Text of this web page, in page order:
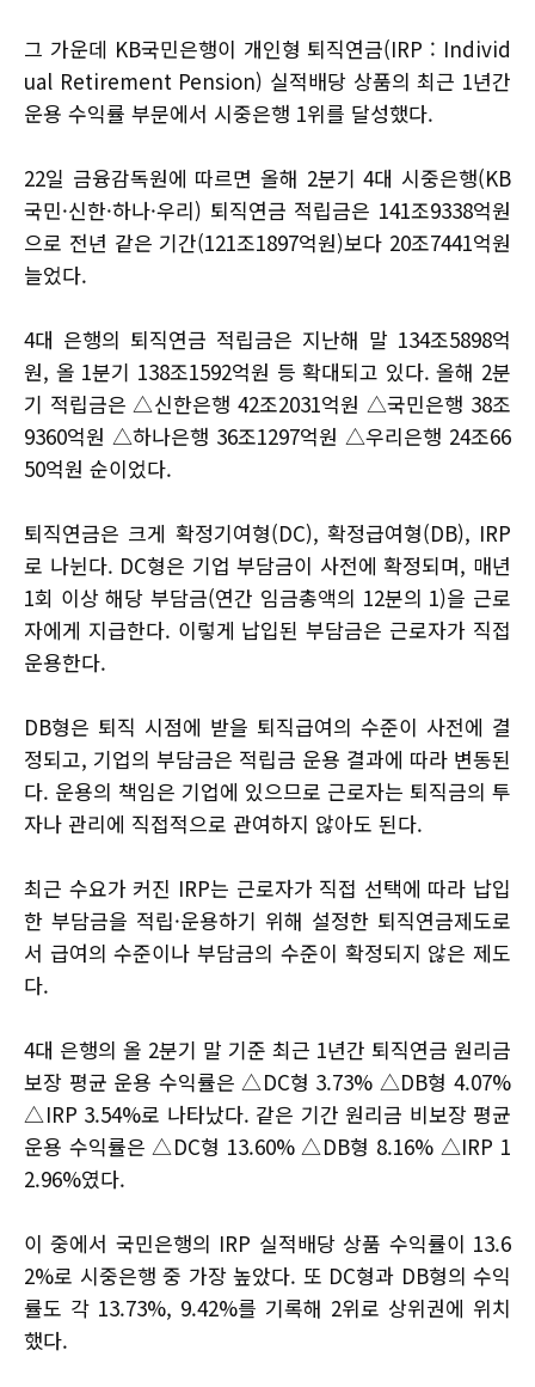
그 가운데 KB국민은행이 개인형 퇴직연금(IRP : Individ
ual Retirement Pension) 실적배당 상품의 최근 1년간
운용 수익률 부문에서 시중은행 1위를 달성했다.
22일 금융감독원에 따르면 올해 2분기 4대 시중은행(KB
국민·신한·하나·우리) 퇴직연금 적립금은 141조9338억원
으로 전년 같은 기간(121조1897억원)보다 20조7441억원
늘었다.
4대 은행의 퇴직연금 적립금은 지난해 말 134조5898억
원, 올 1분기 138조1592억원 등 확대되고 있다. 올해 2분
기 적립금은 △신한은행 42조2031억원 △국민은행 38조
9360억원 △하나은행 36조1297억원 △우리은행 24조66
50억원 순이었다.
퇴직연금은 크게 확정기여형(DC), 확정급여형(DB), IRP
로 나뉜다. DC형은 기업 부담금이 사전에 확정되며, 매년
1회 이상 해당 부담금(연간 임금총액의 12분의 1)을 근로
자에게 지급한다. 이렇게 납입된 부담금은 근로자가 직접
운용한다.
DB형은 퇴직 시점에 받을 퇴직급여의 수준이 사전에 결
정되고, 기업의 부담금은 적립금 운용 결과에 따라 변동된
다. 운용의 책임은 기업에 있으므로 근로자는 퇴직금의 투
자나 관리에 직접적으로 관여하지 않아도 된다.
최근 수요가 커진 IRP는 근로자가 직접 선택에 따라 납입
한 부담금을 적립·운용하기 위해 설정한 퇴직연금제도로
서 급여의 수준이나 부담금의 수준이 확정되지 않은 제도
다.
4대 은행의 올 2분기 말 기준 최근 1년간 퇴직연금 원리금
보장 평균 운용 수익률은 △DC형 3.73% △DB형 4.07%
△IRP 3.54%로 나타났다. 같은 기간 원리금 비보장 평균
운용 수익률은 △DC형 13.60% △DB형 8.16% △IRP 1
2.96%였다.
이 중에서 국민은행의 IRP 실적배당 상품 수익률이 13.6
2%로 시중은행 중 가장 높았다. 또 DC형과 DB형의 수익
률도 각 13.73%, 9.42%를 기록해 2위로 상위권에 위치
했다.